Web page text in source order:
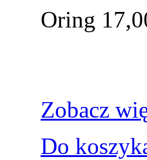
Oring
Zobacz
Do